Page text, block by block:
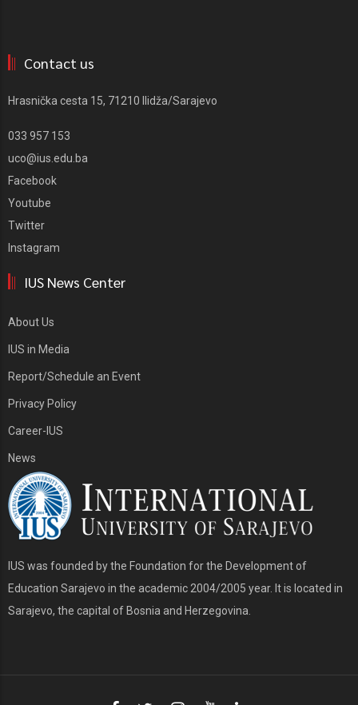
Contact us
Hrasnička cesta 15, 71210 Ilidža/Sarajevo
033 957 153
uco@ius.edu.ba
Facebook
Youtube
Twitter
Instagram
IUS News Center
About Us
IUS in Media
Report/Schedule an Event
Privacy Policy
Career-IUS
News
IUS was founded by the Foundation for the Development of
Education Sarajevo in the academic 2004/2005 year. It is located in
Sarajevo, the capital of Bosnia and Herzegovina.